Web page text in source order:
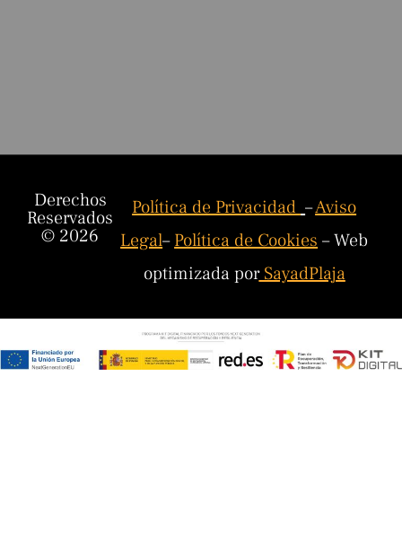
Derechos
Reservados
© 2026
Política de Privacidad–Aviso
Legal–Política de Cookies– Web
optimizada porSayadPlaja